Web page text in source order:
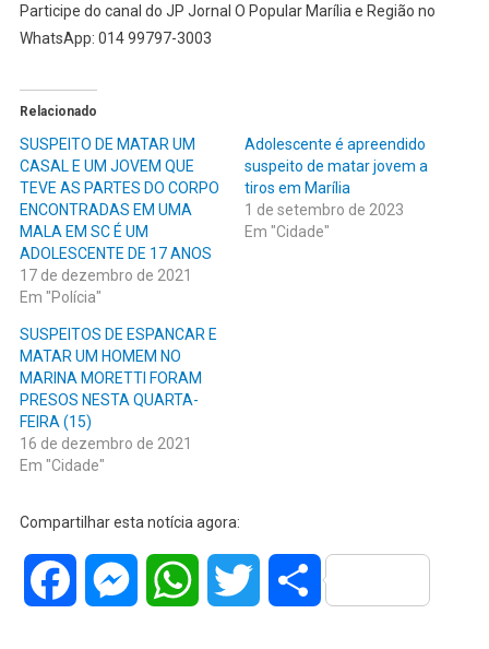
Participe do canal do JP Jornal O Popular Marília e Região no
WhatsApp: 014 99797-3003
Relacionado
SUSPEITO DE MATAR UM
CASAL E UM JOVEM QUE
TEVE AS PARTES DO CORPO
ENCONTRADAS EM UMA
MALA EM SC É UM
ADOLESCENTE DE 17 ANOS
17 de dezembro de 2021
Em "Polícia"
Adolescente é apreendido
suspeito de matar jovem a
tiros em Marília
1 de setembro de 2023
Em "Cidade"
SUSPEITOS DE ESPANCAR E
MATAR UM HOMEM NO
MARINA MORETTI FORAM
PRESOS NESTA QUARTA-
FEIRA (15)
16 de dezembro de 2021
Em "Cidade"
Compartilhar esta notícia agora:
Facebook MessengerWhatsAppTwitter Share